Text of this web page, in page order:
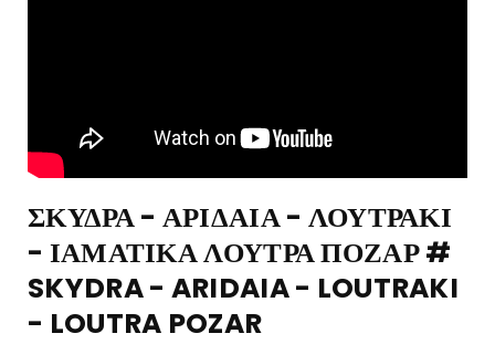
ΣΚΥΔΡΑ - ΑΡΙΔΑΙΑ - ΛΟΥΤΡΑΚΙ
- ΙΑΜΑΤΙΚΑ ΛΟΥΤΡΑ ΠΟΖΑΡ #
SKYDRA - ARIDAIA - LOUTRAKI
- LOUTRA POZAR